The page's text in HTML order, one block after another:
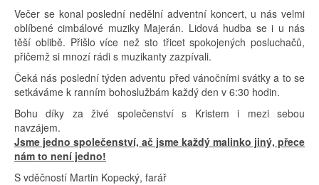
Večer se konal poslední nedělní adventní koncert, u nás velmi
oblíbené cimbálové muziky Majerán. Lidová hudba se i u nás
těší oblibě. Přišlo více než sto třicet spokojených posluchačů,
přičemž si mnozí rádi s muzikanty zazpívali.
Čeká nás poslední týden adventu před vánočními svátky a to se
setkáváme k ranním bohoslužbám každý den v 6:30 hodin.
Bohu díky za živé společenství s Kristem i mezi sebou
navzájem.
Jsme jedno společenství, ač jsme každý malinko jiný, přece
nám to není jedno!
S vděčností Martin Kopecký, farář